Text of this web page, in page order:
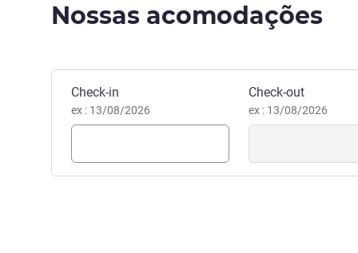
de Trem TGV de Nancy e o
Nossas acomodações
Reservar este hotel
Check-in
ex : 13/08/2026
Check-out
ex : 13/08/2026